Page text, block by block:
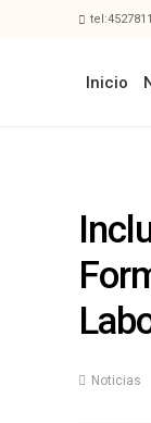
Inicio
Noticias